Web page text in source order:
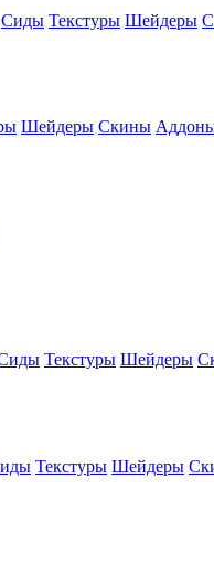
Сиды Текстуры Шейдеры
Шейдеры Скины
Текстуры Шейдеры
Текстуры Шейдеры